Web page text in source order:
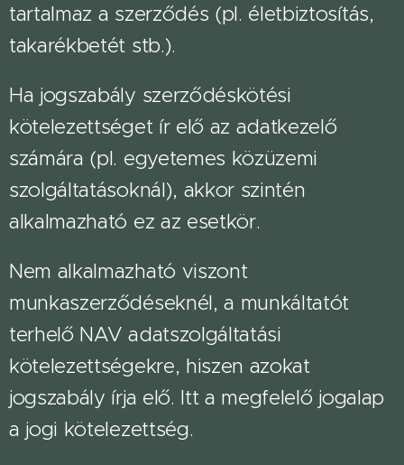
tartalmaz a szerződés (pl. életbiztosítás,
takarékbetét stb.).
Ha jogszabály szerződéskötési
kötelezettséget ír elő az adatkezelő
számára (pl. egyetemes közüzemi
szolgáltatásoknál), akkor szintén
alkalmazható ez az esetkör.
Nem alkalmazható viszont
munkaszerződéseknél, a munkáltatót
terhelő NAV adatszolgáltatási
kötelezettségekre, hiszen azokat
jogszabály írja elő. Itt a megfelelő jogalap
a jogi kötelezettség.